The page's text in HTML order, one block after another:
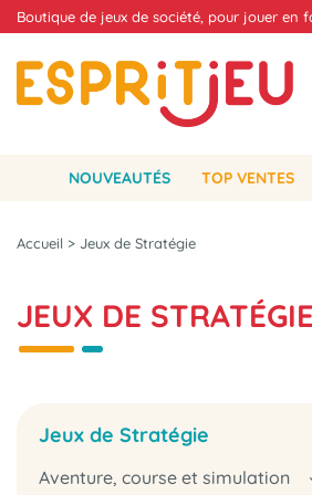
Boutique de jeux de société, pour jouer en
NOUVEAUTÉS TOP VENTES
Accueil > Jeux de Stratégie
JEUX DE
Jeux de Stratégie
Aventure, course et simulation